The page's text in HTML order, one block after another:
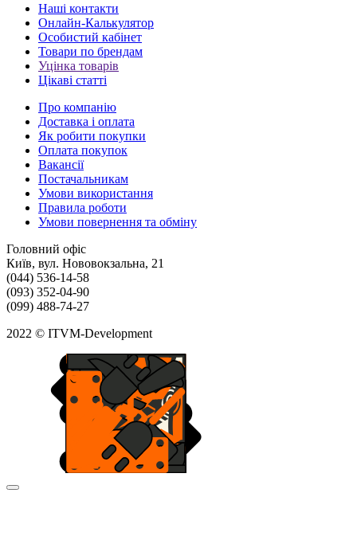
Наші контакти
Онлайн-Калькулятор
Особистий кабінет
Товари по брендам
Уцінка товарів
Цікаві статті
Про компанію
Доставка і оплата
Як робити покупки
Оплата покупок
Вакансії
Постачальникам
Умови використання
Правила роботи
Умови повернення та обміну
Головний офіс
Київ, вул. Нововокзальна, 21
(044) 536-14-58
(093) 352-04-90
(099) 488-74-27
2022 © ITVM-Development